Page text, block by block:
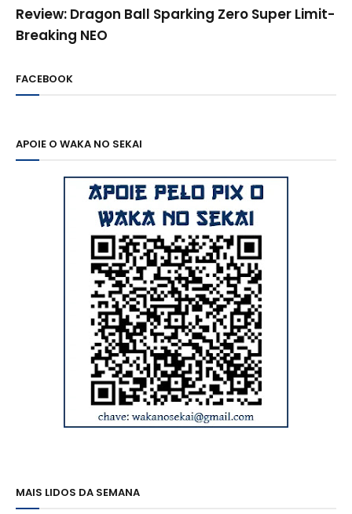
Review: Dragon Ball Sparking Zero Super Limit-
Breaking NEO
FACEBOOK
APOIE O WAKA NO SEKAI
MAIS LIDOS DA SEMANA